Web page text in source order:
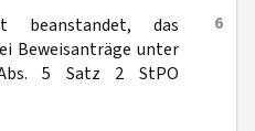
6
beanstandet, das
Beweisanträge unter
5 Satz 2 StPO